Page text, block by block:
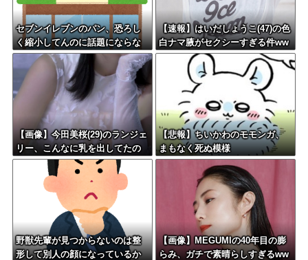
セブンイレブンのパン、恐ろし
く縮小してんのに話題にならな
い
【速報】はいだしょうこ(47)の色
白ナマ腋がセクシーすぎる件ww
w
【画像】今田美桜(29)のランジェ
リー、こんなに乳を出してたの
かよwww
【悲報】ちいかわのモモンガ、
まもなく死ぬ模様
野獣先輩が見つからないのは整
形して別人の顔になっているか
【画像】MEGUMIの40年目の膨
らみ、ガチで素晴らしすぎるww